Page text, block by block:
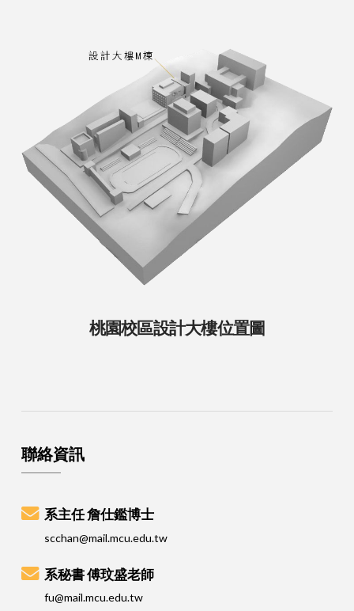
桃園校區設計大樓位置圖
聯絡資訊
系主任 詹仕鑑博士
scchan@mail.mcu.edu.tw
系秘書 傅玟盛老師
fu@mail.mcu.edu.tw